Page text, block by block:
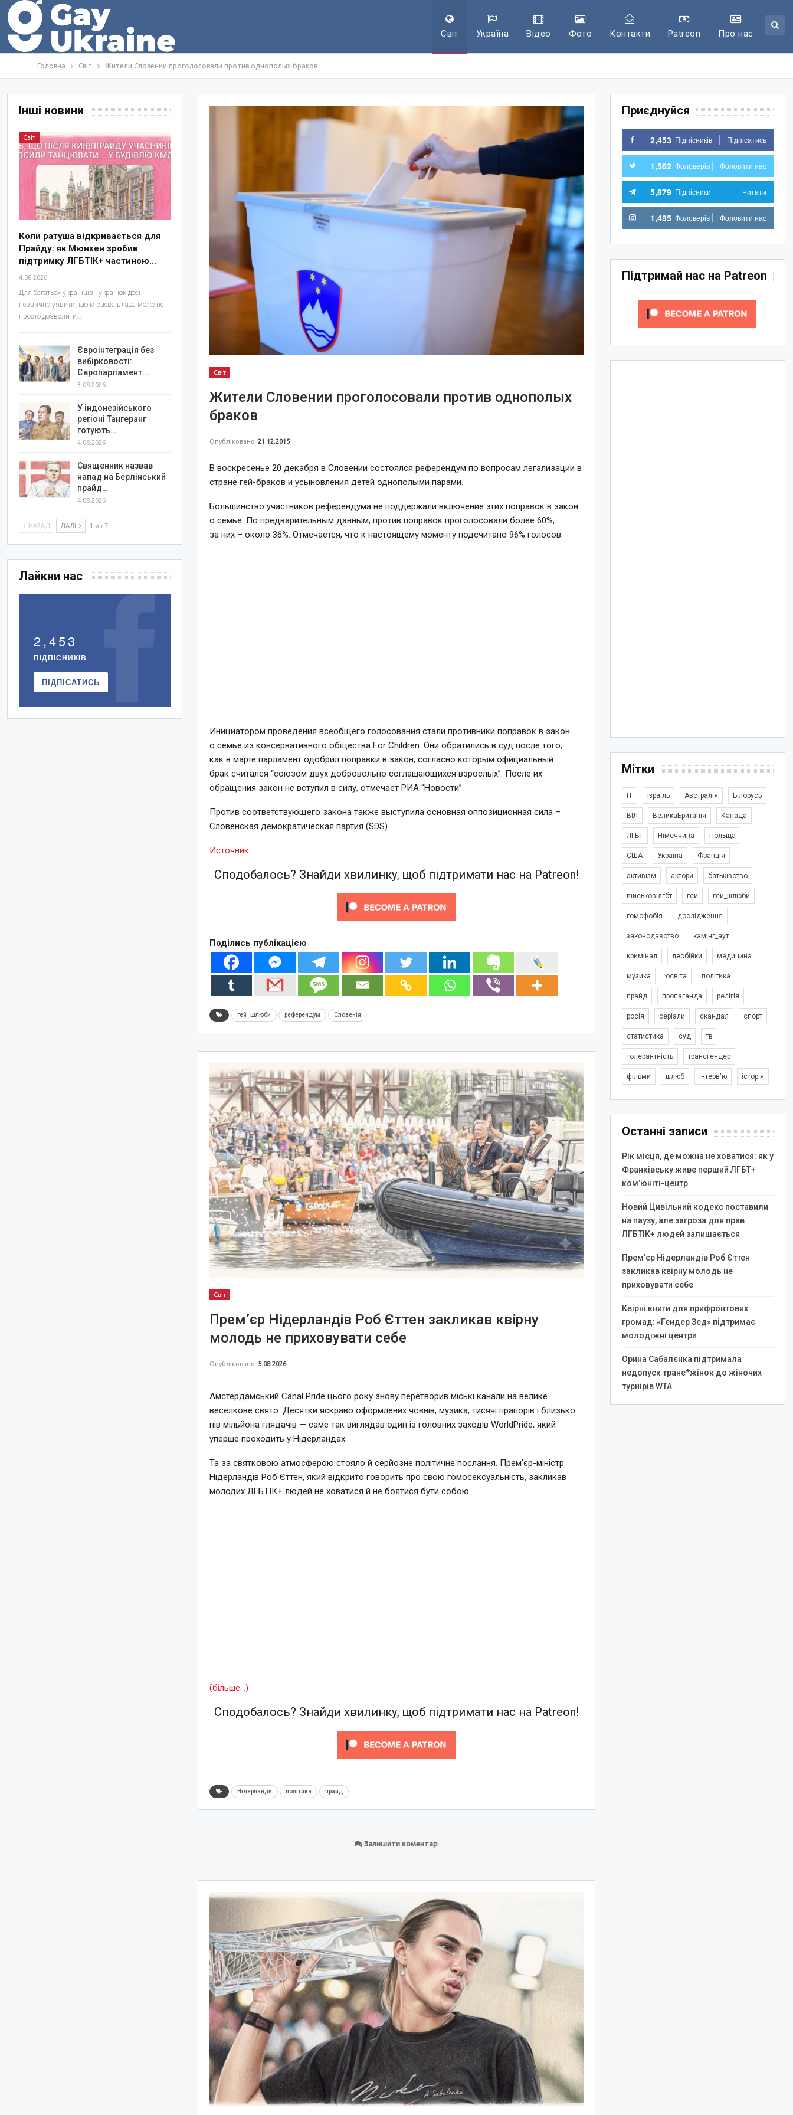
Світ Україна Відео Фото Контакти Patreon Про нас
Головна Світ Жители Словении проголосовали против однополых браков
Світ
Жители Словении проголосовали против однополых
браков
Опубліковано 21.12.2015
В воскресенье 20 декабря в Словении состоялся референдум по вопросам легализации в
стране гей-браков и усыновления детей однополыми парами.
Большинство участников референдума не поддержали включение этих поправок в закон
о семье. По предварительным данным, против поправок проголосовали более 60%,
за них – около 36%. Отмечается, что к настоящему моменту подсчитано 96% голосов.
Инициатором проведения всеобщего голосования стали противники поправок в закон
о семье из консервативного общества For Children. Они обратились в суд после того,
как в марте парламент одобрил поправки в закон, согласно которым официальный
брак считался “союзом двух добровольно соглашающихся взрослых”. После их
обращения закон не вступил в силу, отмечает РИА “Новости”.
Против соответствующего закона также выступила основная оппозиционная сила –
Словенская демократическая партия (SDS).
Источник
Сподобалось? Знайди хвилинку, щоб підтримати нас на Patreon!
Поділись публікацією
гей_шлюби референдум Словенія
Світ
Прем’єр Нідерландів Роб Єттен закликав квірну
молодь не приховувати себе
Опубліковано 5.08.2026
Амстердамський Canal Pride цього року знову перетворив міські канали на велике
веселкове свято. Десятки яскраво оформлених човнів, музика, тисячі прапорів і близько
пів мільйона глядачів — саме так виглядав один із головних заходів WorldPride, який
уперше проходить у Нідерландах.
Та за святковою атмосферою стояло й серйозне політичне послання. Прем’єр-міністр
Нідерландів Роб Єттен, який відкрито говорить про свою гомосексуальність, закликав
молодих ЛГБТІК+ людей не ховатися й не боятися бути собою.
(більше…)
Сподобалось? Знайди хвилинку, щоб підтримати нас на Patreon!
Нідерланди політика прайд
Залишити коментар
Приєднуйся
2,453 Підпісників Підпісатись
1,562 Фоловерів Фоловити нас
5,879 Підпісники Читати
1,485 Фоловерів Фоловити нас
Підтримай нас на Patreon
Мітки
IT Ізраїль Австралія Білорусь
ВІЛ ВеликаБританія Канада
ЛГБТ Німеччина Польща
США Україна Франція
активізм актори батьківство
військовілгбт гей гей_шлюби
гомофобія дослідження
законодавство камінґ_аут
кримінал лесбійки медицина
музика освіта політика
прайд пропаганда релігія
росія серіали скандал спорт
статистика суд тв
толерантність трансгендер
фільми шлюб інтерв'ю історія
Останні записи
Рік місця, де можна не ховатися: як у
Франківську живе перший ЛГБТ+
ком’юніті-центр
Новий Цивільний кодекс поставили
на паузу, але загроза для прав
ЛГБТІК+ людей залишається
Прем’єр Нідерландів Роб Єттен
закликав квірну молодь не
приховувати себе
Квірні книги для прифронтових
громад: «Гендер Зед» підтримає
молодіжні центри
Орина Сабалєнка підтримала
недопуск транс*жінок до жіночих
турнірів WTA
Інші новини
Світ
Коли ратуша відкривається для
Прайду: як Мюнхен зробив
підтримку ЛГБТІК+ частиною…
4.08.2026
Для багатьох українців і українок досі
незвично уявити, що місцева влада може не
просто дозволити…
Євроінтеграція без
вибірковості:
Європарламент…
3.08.2026
У індонезійського
регіоні Тангеранг
готують…
4.08.2026
Священник назвав
напад на Берлінський
прайд…
4.08.2026
НАЗАД ДАЛІ 1 из 7
Лайкни нас
2,453
ПІДПІСНИКІВ
ПІДПІСАТИСЬ